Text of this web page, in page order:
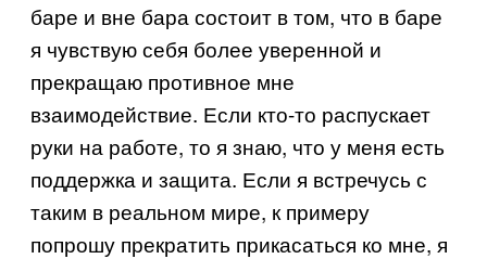
баре и вне бара состоит в том, что в баре
я чувствую себя более уверенной и
прекращаю противное мне
взаимодействие. Если кто-то распускает
руки на работе, то я знаю, что у меня есть
поддержка и защита. Если я встречусь с
таким в реальном мире, к примеру
попрошу прекратить прикасаться ко мне, я